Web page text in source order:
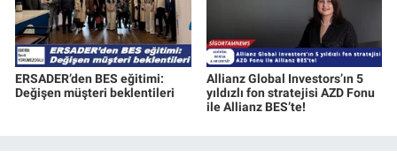
ERSADER’den BES eğitimi:
Değişen müşteri beklentileri
Allianz Global Investors’ın 5
yıldızlı fon stratejisi AZD Fonu
ile Allianz BES’te!